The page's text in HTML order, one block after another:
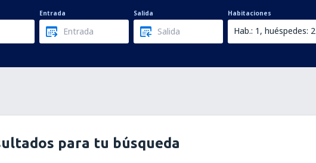
Entrada Salida Habitaciones
Hab.: 1, huéspedes: 2
para tu búsqueda